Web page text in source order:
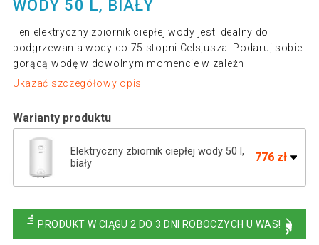
WODY 50 L, BIAŁY
Ten elektryczny zbiornik ciepłej wody jest idealny do
podgrzewania wody do 75 stopni Celsjusza. Podaruj sobie
gorącą wodę w dowolnym momencie w zależn
Ukazać szczegółowy opis
Warianty produktu
Elektryczny zbiornik ciepłej wody 50 l,
biały
776 zł
biały
PRODUKT W CIĄGU 2 DO 3 DNI ROBOCZYCH U WAS!